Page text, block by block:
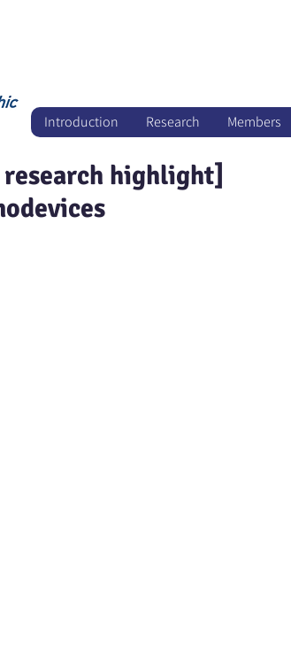
Introduction Research Members
highlight]